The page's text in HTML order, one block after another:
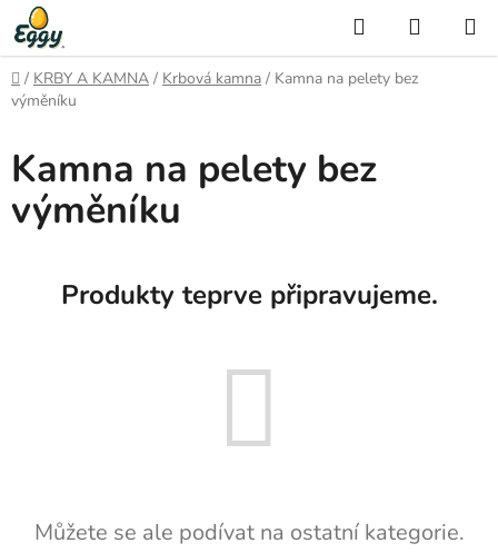
Přejít
na
obsah
Hledat
KOŠÍK
Domů
/ KRBY A KAMNA / Krbová kamna / Kamna na pelety bez
výměníku
Kamna na pelety bez
výměníku
Produkty teprve připravujeme.
Můžete se ale podívat na ostatní kategorie.